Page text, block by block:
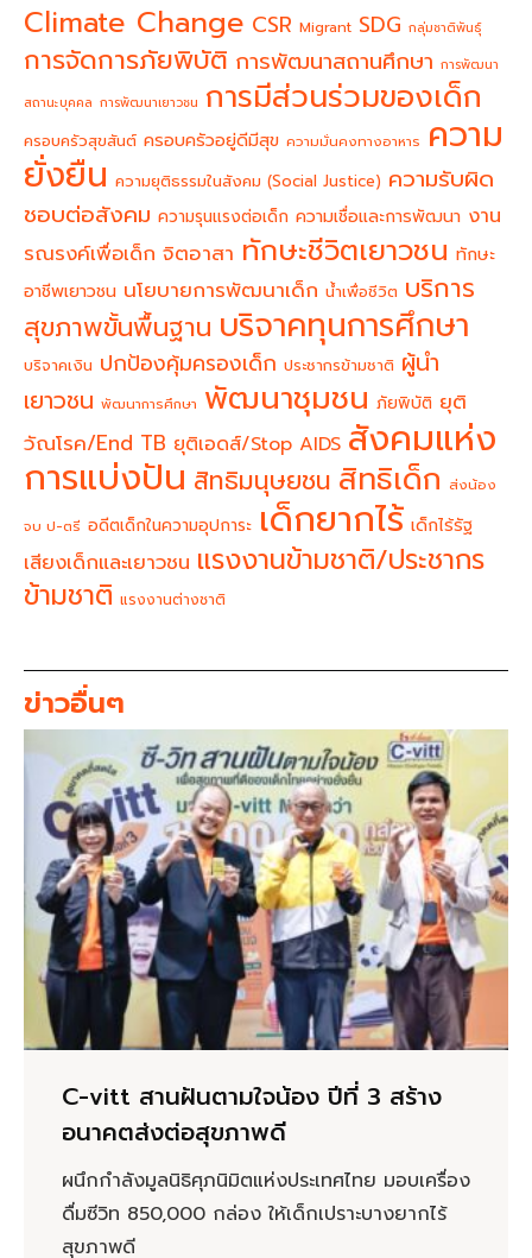
Climate Change CSR Migrant SDG กลุ่มชาติพันธุ์
การจัดการภัยพิบัติ การพัฒนาสถานศึกษา การพัฒนา
สถานะบุคคล การพัฒนาเยาวชน การมีส่วนร่วมของเด็ก
ครอบครัวสุขสันต์ ครอบครัวอยู่ดีมีสุข ความมั่นคงทางอาหาร ความ
ยั่งยืน ความยุติธรรมในสังคม (Social Justice) ความรับผิด
ชอบต่อสังคม ความรุนแรงต่อเด็ก ความเชื่อและการพัฒนา งาน
รณรงค์เพื่อเด็ก จิตอาสา ทักษะชีวิตเยาวชน ทักษะ
อาชีพเยาวชน นโยบายการพัฒนาเด็ก น้ำเพื่อชีวิต บริการ
สุขภาพขั้นพื้นฐาน บริจาคทุนการศึกษา
บริจาคเงิน ปกป้องคุ้มครองเด็ก ประชากรข้ามชาติ ผู้นำ
เยาวชน พัฒนาการศึกษา พัฒนาชุมชน ภัยพิบัติ ยุติ
วัณโรค/End TB ยุติเอดส์/Stop AIDS สังคมแห่ง
การแบ่งปัน สิทธิมนุษยชน สิทธิเด็ก ส่งน้อง
จบ ป-ตรี อดีตเด็กในความอุปการะ เด็กยากไร้ เด็กไร้รัฐ
เสียงเด็กและเยาวชน แรงงานข้ามชาติ/ประชากร
ข้ามชาติ แรงงานต่างชาติ
ข่าวอื่นๆ
C-vitt สานฝันตามใจน้อง ปีที่ 3 สร้าง
อนาคตส่งต่อสุขภาพดี
ผนึกกำลังมูลนิธิศุภนิมิตแห่งประเทศไทย มอบเครื่อง
ดื่มซีวิท 850,000 กล่อง ให้เด็กเปราะบางยากไร้
สุขภาพดี